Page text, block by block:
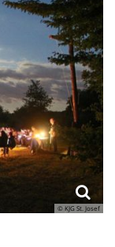
© KJG St. Josef